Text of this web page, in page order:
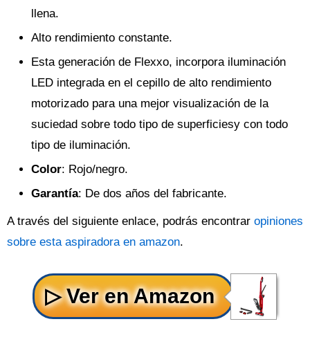
llena.
Alto rendimiento constante.
Esta generación de Flexxo, incorpora iluminación
LED integrada en el cepillo de alto rendimiento
motorizado para una mejor visualización de la
suciedad sobre todo tipo de superficiesy con todo
tipo de iluminación.
Color: Rojo/negro.
Garantía: De dos años del fabricante.
A través del siguiente enlace, podrás encontrar opiniones
sobre esta aspiradora en amazon.